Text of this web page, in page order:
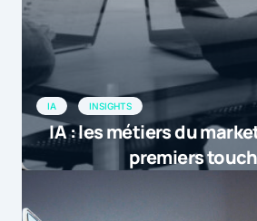
IA INSIGHTS
IA : les métiers du
premiers